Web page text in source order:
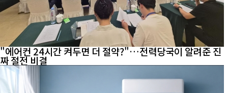
"에어컨 24시간 켜두면 더 절약?"…전력당국이 알려준 진
짜 절전 비결